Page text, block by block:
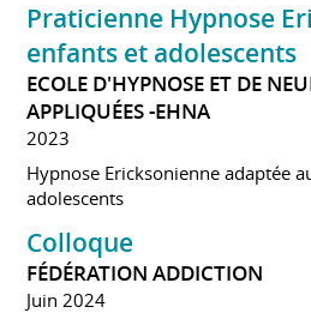
Praticienne Hypnose
enfants et adolescents
ECOLE D'HYPNOSE ET DE
APPLIQUÉES -EHNA
2023
Hypnose Ericksonienne adaptée
adolescents
Colloque
FÉDÉRATION ADDICTION
Juin 2024